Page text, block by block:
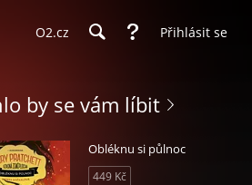
O2.cz Přihlásit se
by se vám líbit
Obléknu si půlnoc
449 Kč